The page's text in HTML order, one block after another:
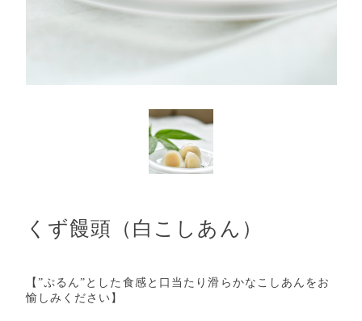
くず饅頭（白こしあん）
【”ぷるん”とした食感と口当たり滑らかなこしあんをお
愉しみください】